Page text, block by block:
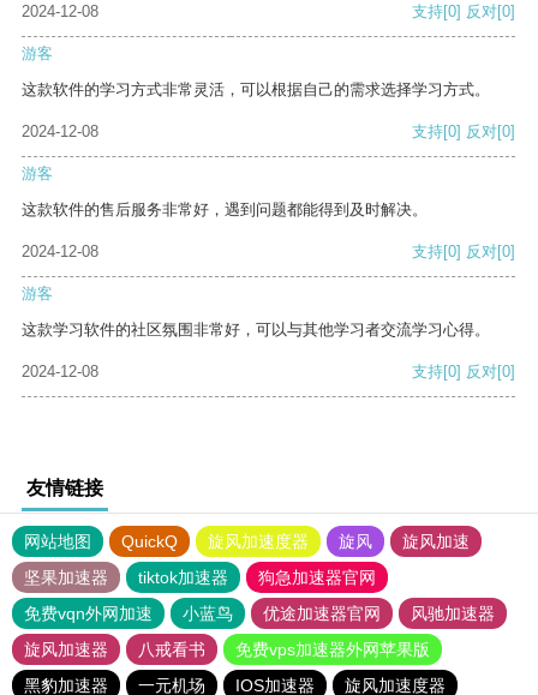
2024-12-08 支持[0] 反对[0]
游客
这款软件的学习方式非常灵活，可以根据自己的需求选择学习方式。
2024-12-08 支持[0] 反对[0]
游客
这款软件的售后服务非常好，遇到问题都能得到及时解决。
2024-12-08 支持[0] 反对[0]
游客
这款学习软件的社区氛围非常好，可以与其他学习者交流学习心得。
2024-12-08 支持[0] 反对[0]
友情链接
网站地图 QuickQ 旋风加速度器 旋风
旋风加速
坚果加速器
tiktok加速器
狗急加速器官网
免费vqn外网加速
小蓝鸟 优途加速器官网
风驰加速器
旋风加速器
八戒看书
免费vps加速器外网苹果版
黑豹加速器
一元机场 IOS加速器 旋风加速度器